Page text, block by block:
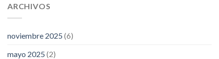
ARCHIVOS
noviembre 2025 (6)
mayo 2025 (2)